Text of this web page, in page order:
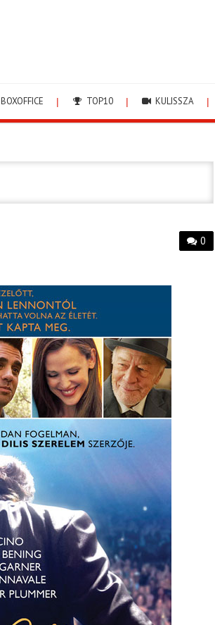
BOXOFFICE TOP10 KULISSZA
0